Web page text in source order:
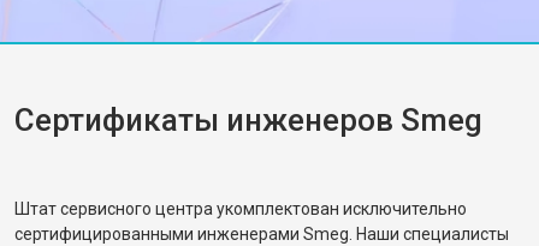
Сертификаты инженеров Smeg
Штат сервисного центра укомплектован исключительно
сертифицированными инженерами Smeg. Наши специалисты